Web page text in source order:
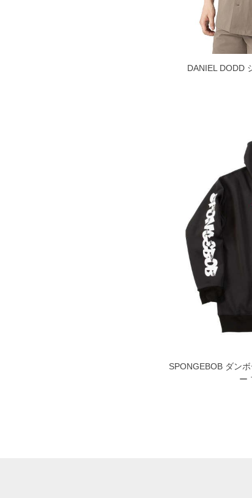
DANIEL DODD
SPONGEBOB ダン
ー